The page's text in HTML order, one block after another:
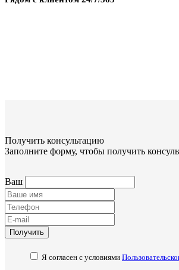
Получить консультацию
Заполните форму, чтобы получить
Ваш
Получить
Я согласен с условиями